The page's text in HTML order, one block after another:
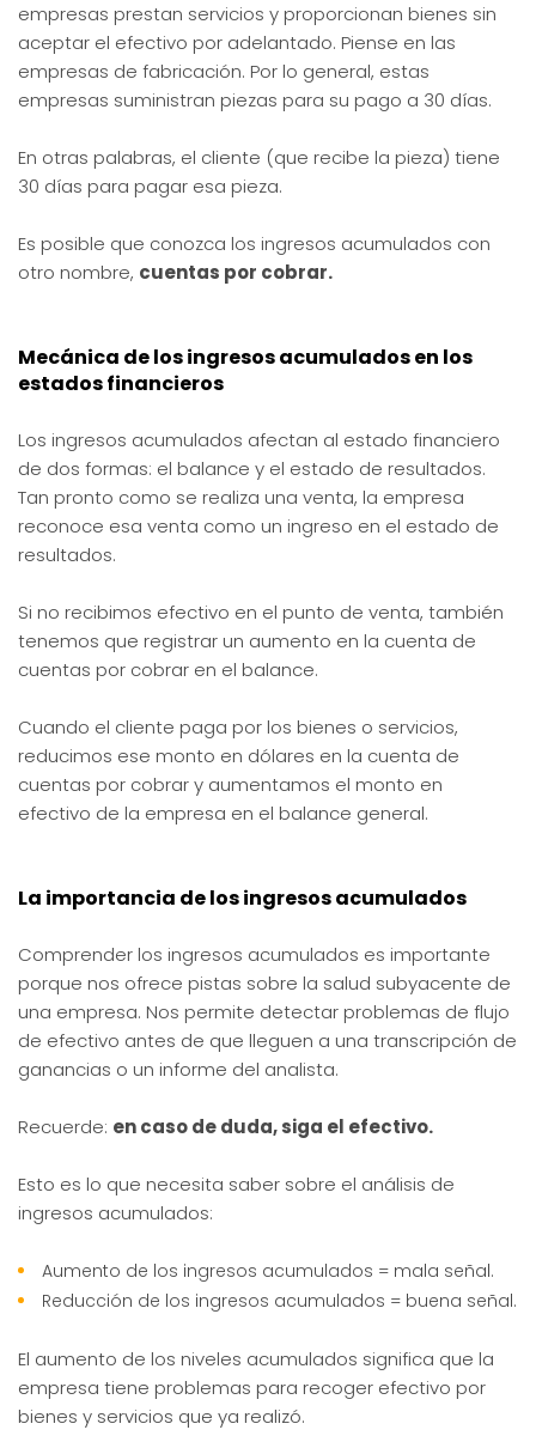
empresas prestan servicios y proporcionan bienes sin
aceptar el efectivo por adelantado. Piense en las
empresas de fabricación. Por lo general, estas
empresas suministran piezas para su pago a 30 días.
En otras palabras, el cliente (que recibe la pieza) tiene
30 días para pagar esa pieza.
Es posible que conozca los ingresos acumulados con
otro nombre, cuentas por cobrar.
Mecánica de los ingresos acumulados en los
estados financieros
Los ingresos acumulados afectan al estado financiero
de dos formas: el balance y el estado de resultados.
Tan pronto como se realiza una venta, la empresa
reconoce esa venta como un ingreso en el estado de
resultados.
Si no recibimos efectivo en el punto de venta, también
tenemos que registrar un aumento en la cuenta de
cuentas por cobrar en el balance.
Cuando el cliente paga por los bienes o servicios,
reducimos ese monto en dólares en la cuenta de
cuentas por cobrar y aumentamos el monto en
efectivo de la empresa en el balance general.
La importancia de los ingresos acumulados
Comprender los ingresos acumulados es importante
porque nos ofrece pistas sobre la salud subyacente de
una empresa. Nos permite detectar problemas de flujo
de efectivo antes de que lleguen a una transcripción de
ganancias o un informe del analista.
Recuerde: en caso de duda, siga el efectivo.
Esto es lo que necesita saber sobre el análisis de
ingresos acumulados:
Aumento de los ingresos acumulados = mala señal.
Reducción de los ingresos acumulados = buena señal.
El aumento de los niveles acumulados significa que la
empresa tiene problemas para recoger efectivo por
bienes y servicios que ya realizó.